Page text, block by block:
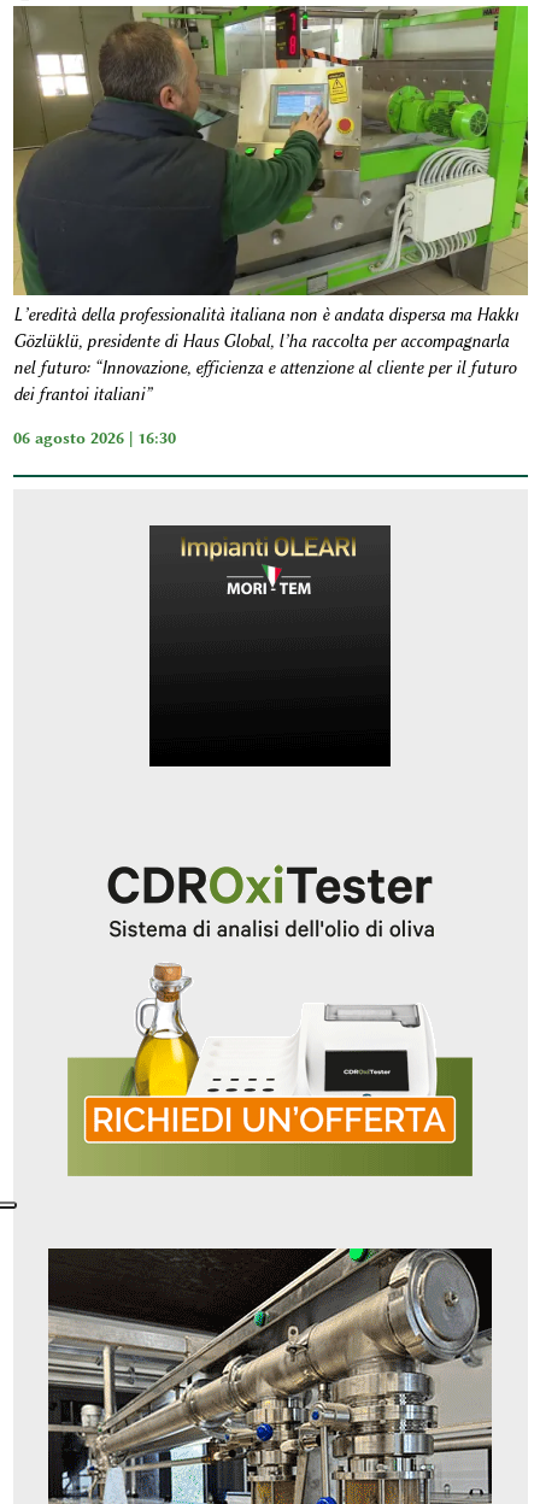
L’eredità della professionalità italiana non è andata dispersa ma Hakkı
Gözlüklü, presidente di Haus Global, l’ha raccolta per accompagnarla
nel futuro: “Innovazione, efficienza e attenzione al cliente per il futuro
dei frantoi italiani”
06 agosto 2026 | 16:30